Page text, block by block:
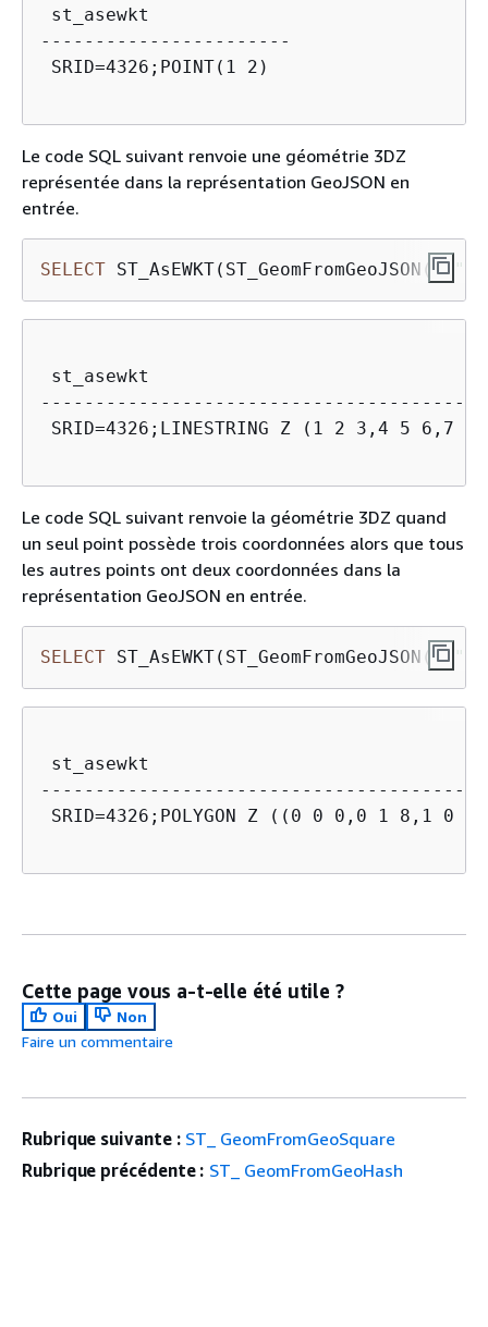
st_asewkt
-----------------------
SRID=4326;POINT(1 2)
Le code SQL suivant renvoie une géométrie 3DZ
représentée dans la représentation GeoJSON en
entrée.
SELECT ST_AsEWKT(ST_GeomFromGeoJSON( '{
st_asewkt
SRID=4326;LINESTRING Z (1 2 3,4 5 6,7 8
Le code SQL suivant renvoie la géométrie 3DZ quand
un seul point possède trois coordonnées alors que tous
les autres points ont deux coordonnées dans la
représentation GeoJSON en entrée.
SELECT ST_AsEWKT(ST_GeomFromGeoJSON( '{
st_asewkt
SRID=4326;POLYGON Z ((0 0 0,0 1 8,1 0
Cette page vous a-t-elle été utile ?
Oui
Non
Faire un commentaire
Rubrique suivante : ST_ GeomFromGeoSquare
Rubrique précédente : ST_ GeomFromGeoHash